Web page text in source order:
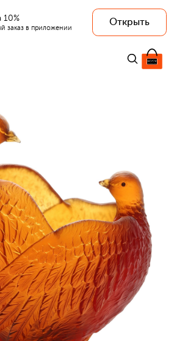
10%
заказ в приложении
Открыть
TSAR
221 000 ₽